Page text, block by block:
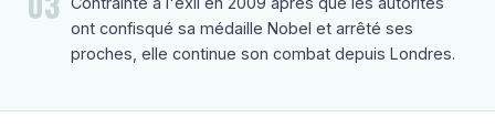
ont confisqué sa médaille Nobel et arrêté ses
proches, elle continue son combat depuis Londres.